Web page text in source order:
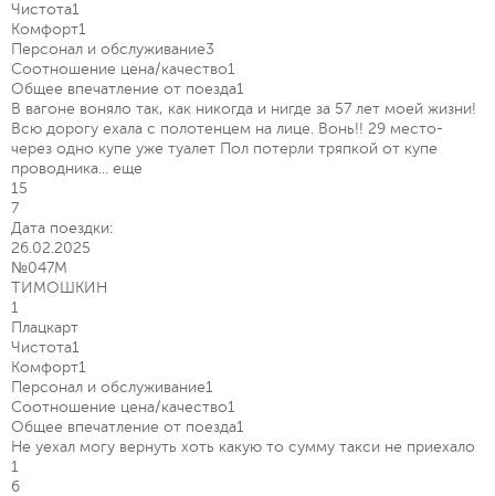
Чистота1
Комфорт1
Персонал и обслуживание3
Соотношение цена/качество1
Общее впечатление от поезда1
В вагоне воняло так, как никогда и нигде за 57 лет моей жизни!
Всю дорогу ехала с полотенцем на лице. Вонь!! 29 место-
через одно купе уже туалет Пол потерли тряпкой от купе
проводника... еще
15
7
Дата поездки:
26.02.2025
№047М
ТИМОШКИН
1
Плацкарт
Чистота1
Комфорт1
Персонал и обслуживание1
Соотношение цена/качество1
Общее впечатление от поезда1
Не уехал могу вернуть хоть какую то сумму такси не приехало
1
6